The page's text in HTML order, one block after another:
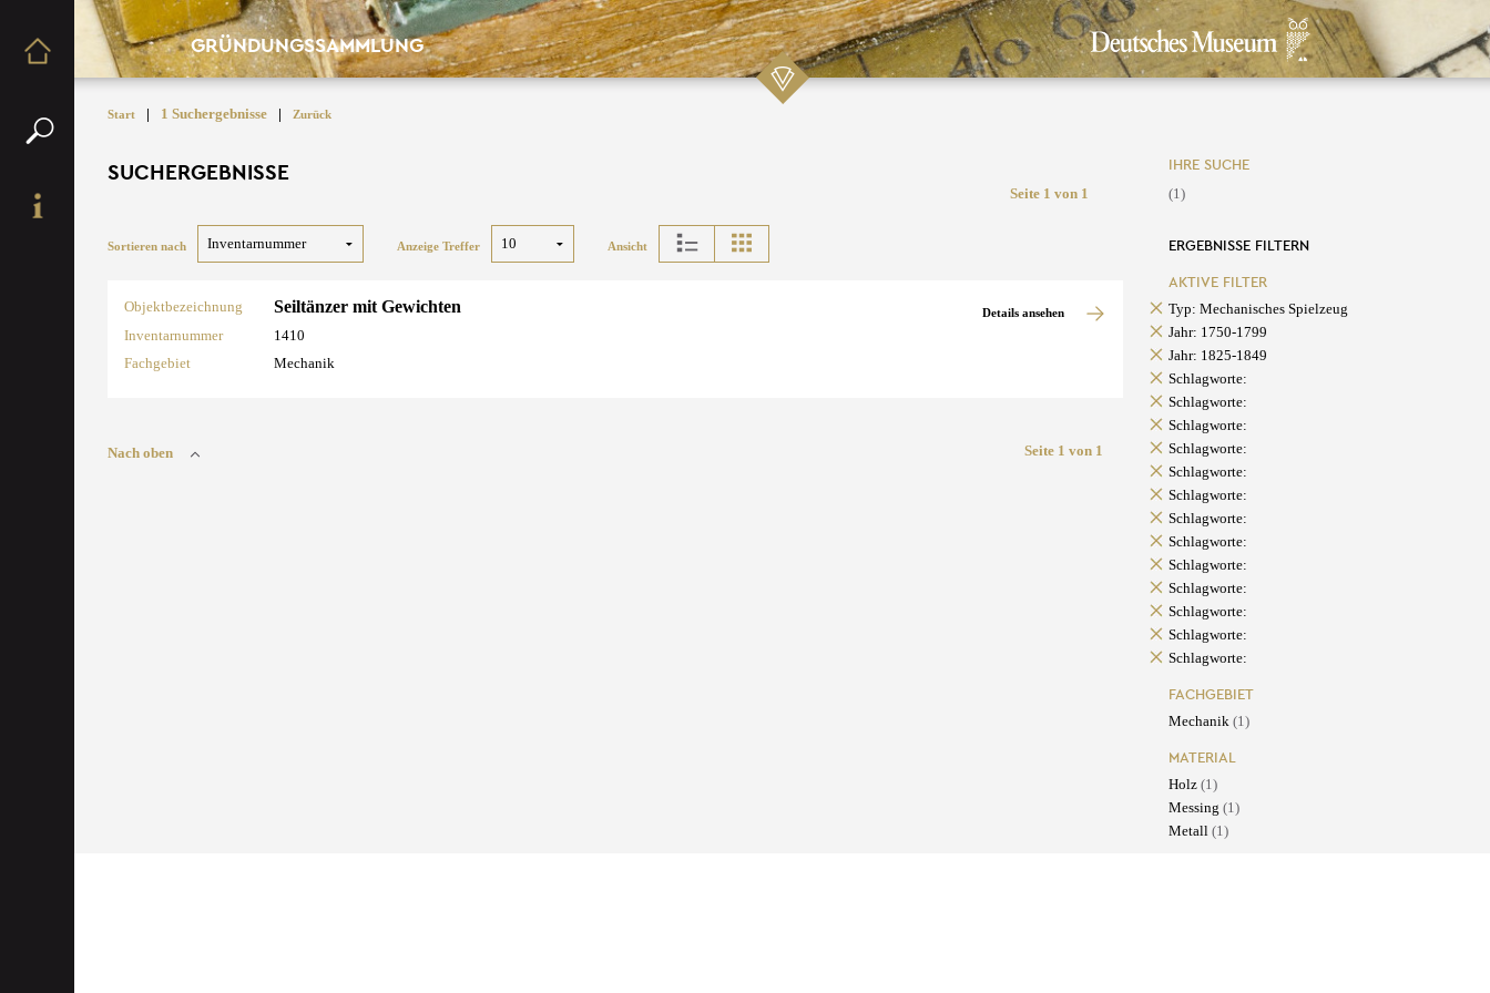
GRÜNDUNGSSAMMLUNG
Start | 1 Suchergebnisse | Zurück
SUCHERGEBNISSE
Seite 1 von 1
Sortieren nach Anzeige Treffer Ansicht
Objektbezeichnung Seiltänzer mit Gewichten
Inventarnummer
1410
Fachgebiet
Mechanik
Details ansehen
Nach oben Seite 1 von 1
IHRE SUCHE
(1)
ERGEBNISSE FILTERN
AKTIVE FILTER
Typ: Mechanisches Spielzeug
Jahr: 1750-1799
Jahr: 1825-1849
Schlagworte:
Schlagworte:
Schlagworte:
Schlagworte:
Schlagworte:
Schlagworte:
Schlagworte:
Schlagworte:
Schlagworte:
Schlagworte:
Schlagworte:
Schlagworte:
Schlagworte:
FACHGEBIET
Mechanik (1)
MATERIAL
Holz (1)
Messing (1)
Metall (1)